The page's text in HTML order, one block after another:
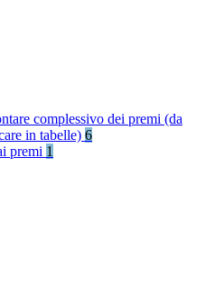
complessivo dei premi (da
in tabelle) 6
premi 1